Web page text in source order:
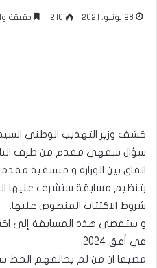
28 يونيو، 2021 210 دقيقة
كشف وزير التهذيب الوطنى
سؤال شفهي مقدم من طرف النائب
اتفاق بين الوزارة و منسقية
بتنظيم مسابقة ستشرف عليها
شروط الاكتتاب المنصوص عليها.
و ستفضى هذه المسابقة إلى
في أفق 2024.
مضيفا ان من لم يحالفهم الحظ